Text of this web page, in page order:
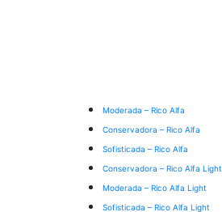
Moderada – Rico Alfa
Conservadora – Rico Alfa
Sofisticada – Rico Alfa
Conservadora – Rico Alfa Light
Moderada – Rico Alfa Light
Sofisticada – Rico Alfa Light